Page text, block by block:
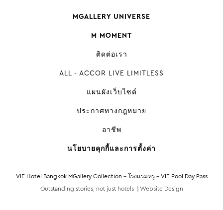
MGALLERY UNIVERSE
M MOMENT
ติดต่อเรา
ALL - ACCOR LIVE LIMITLESS
แผนผังเว็บไซต์
ประกาศทางกฎหมาย
อาชีพ
นโยบายคุกกี้และการตั้งค่า
VIE Hotel Bangkok MGallery Collection - โรงแรมหรู - VIE Pool Day Pass
Outstanding stories, not just hotels |Website Design